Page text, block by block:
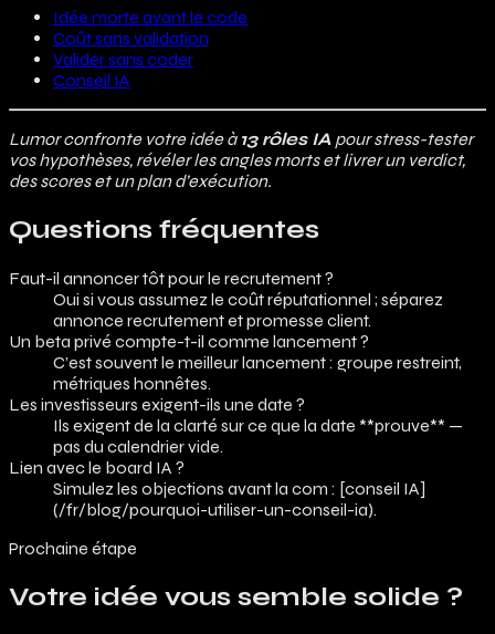
Idée morte avant le code
Coût sans validation
Valider sans coder
Conseil IA
Lumor confronte votre idée à 13 rôles IA pour stress-tester
vos hypothèses, révéler les angles morts et livrer un verdict,
des scores et un plan d’exécution.
Questions fréquentes
Faut-il annoncer tôt pour le recrutement ?
Oui si vous assumez le coût réputationnel ; séparez
annonce recrutement et promesse client.
Un beta privé compte-t-il comme lancement ?
C’est souvent le meilleur lancement : groupe restreint,
métriques honnêtes.
Les investisseurs exigent-ils une date ?
Ils exigent de la clarté sur ce que la date **prouve** —
pas du calendrier vide.
Lien avec le board IA ?
Simulez les objections avant la com : [conseil IA]
(/fr/blog/pourquoi-utiliser-un-conseil-ia).
Prochaine étape
Votre idée vous semble solide ?